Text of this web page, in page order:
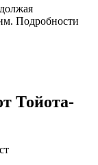
Подробности
Тойота-